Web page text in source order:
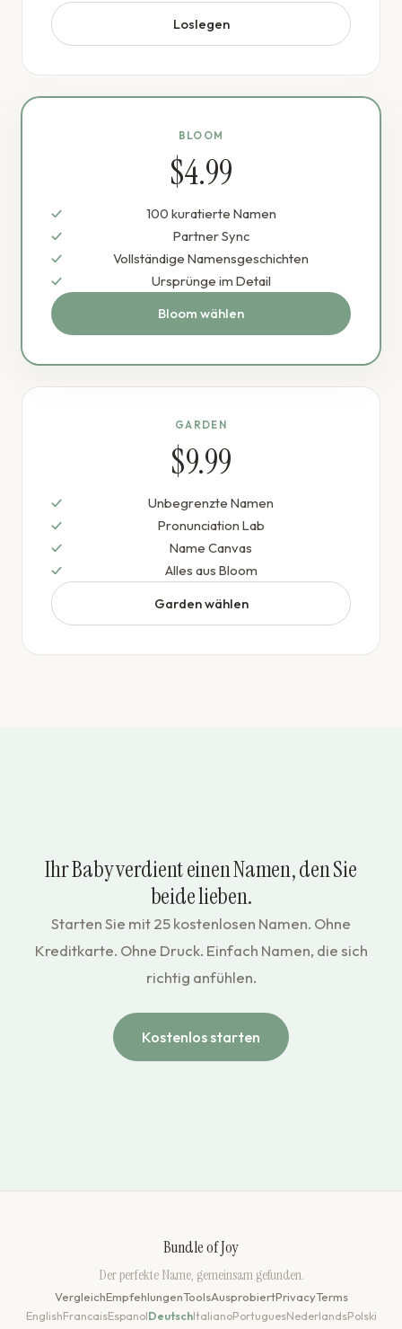
Loslegen
BLOOM
$4.99
100 kuratierte Namen
Partner Sync
Vollständige Namensgeschichten
Ursprünge im Detail
Bloom wählen
GARDEN
$9.99
Unbegrenzte Namen
Pronunciation Lab
Name Canvas
Alles aus Bloom
Garden wählen
Ihr Baby verdient einen Namen, den Sie
beide lieben.
Starten Sie mit 25 kostenlosen Namen. Ohne
Kreditkarte. Ohne Druck. Einfach Namen, die sich
richtig anfühlen.
Kostenlos starten
Bundle of Joy
Der perfekte Name, gemeinsam gefunden.
VergleichEmpfehlungenToolsAusprobiertPrivacyTerms
EnglishFrancaisEspanolDeutschItalianoPortuguesNederlandsPolski